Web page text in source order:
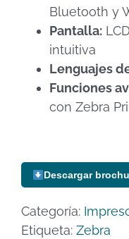
Bluetooth y
Pantalla:
intuitiva
Lenguajes
Funciones
con Zebra
Descargar
Categoría:
Etiqueta: Zebra